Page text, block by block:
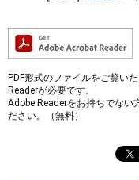
PDF形式のファイルをご覧い
Readerが必要です。
Adobe Readerをお持ちでない
ださい。（無料）